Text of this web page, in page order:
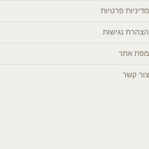
מדיניות פרטיות
הצהרת נגישות
מפת אתר
צור קשר